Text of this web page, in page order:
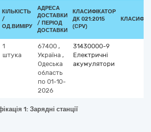
КІЛЬКІСТЬ
/
ОД.ВИМІРУ
АДРЕСА
ДОСТАВКИ
/ ПЕРІОД
ДОСТАВКИ
КЛАСИФІКАТОР
ДК 021:2015
(CPV)
1
штука
67400 ,
Україна ,
Одеська
область
по 01-10-
2026
31430000-9
Електричні
акумулятори
1: Зарядні станції